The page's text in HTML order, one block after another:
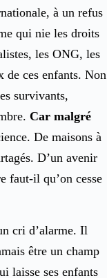
à un refus
qui nie les droits
les ONG, les
de ces enfants. Non
survivants,
Car malgré
De maisons à
D’un avenir
faut-il qu’on cesse
cri d’alarme. Il
être un champ
laisse ses enfants